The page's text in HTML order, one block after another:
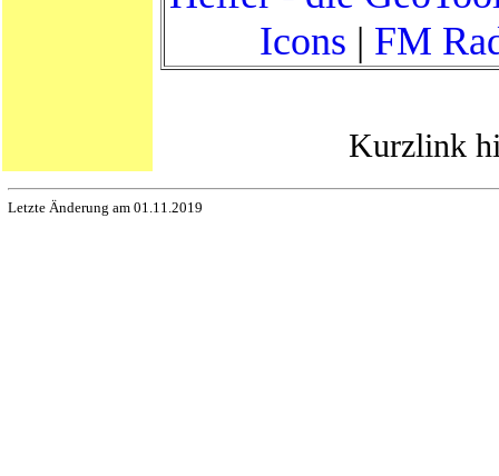
Icons | FM
Kurzlink
Letzte Änderung am 01.11.2019